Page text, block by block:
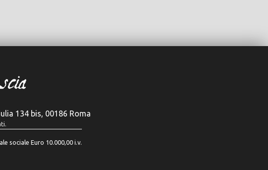
134 bis, 00186 Roma
sociale Euro 10.000,00 i.v.